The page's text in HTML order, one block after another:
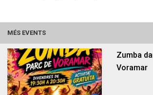
Ocupació
Habitatge
MÉS EVENTS
Zumba
Voramar